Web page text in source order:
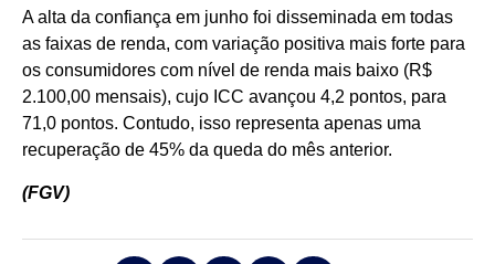
A alta da confiança em junho foi disseminada em todas
as faixas de renda, com variação positiva mais forte para
os consumidores com nível de renda mais baixo (R$
2.100,00 mensais), cujo ICC avançou 4,2 pontos, para
71,0 pontos. Contudo, isso representa apenas uma
recuperação de 45% da queda do mês anterior.
(FGV)